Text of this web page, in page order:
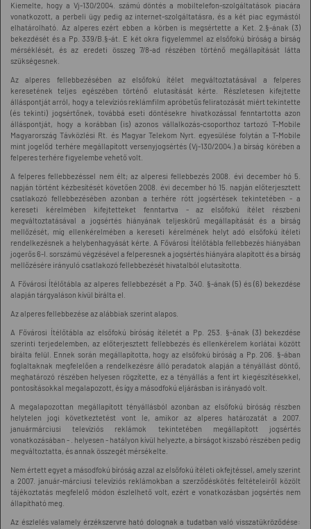
Kiemelte, hogy a Vj-130/2004. számú döntés a mobiltelefon-szolgáltatások piacára
vonatkozott, a perbeli ügy pedig az internet-szolgáltatásra, és a két piac egymástól
elhatárolható. Az alperes ezért ebben a körben is megsértette a Ket. 2.§-ának (3)
bekezdését és a Pp. 339/B.§-át. E két okra figyelemmel az elsőfokú bíróság a bírság
mérséklését, és az eredeti összeg 7/8-ad részében történő megállapítását látta
szükségesnek.
Az alperes fellebbezésében az elsőfokú ítélet megváltoztatásával a felperes
keresetének teljes egészében történő elutasítását kérte. Részletesen kifejtette
álláspontját arról, hogy a televíziós reklámfilm apróbetűs feliratozását miért tekintette
(és tekinti) jogsértőnek, továbbá eseti döntésekre hivatkozással fenntartotta azon
álláspontját, hogy a korábban (is) azonos vállalkozás-csoporthoz tartozó T-Mobile
Magyarország Távközlési Rt. és Magyar Telekom Nyrt. egyesülése folytán a T-Mobile
mint jogelőd terhére megállapított versenyjogsértés (Vj-130/2004.) a bírság körében a
felperes terhére figyelembe vehető volt.
A felperes fellebbezéssel nem élt; az alperesi fellebbezés 2008. évi december hó 5.
napján történt kézbesítését követően 2008. évi december hó 15. napján előterjesztett
csatlakozó fellebbezésében azonban a terhére rótt jogsértések tekintetében - a
kereseti kérelmében kifejtetteket fenntartva - az elsőfokú ítélet részbeni
megváltoztatásával a jogsértés hiányának teljeskörű megállapítását és a bírság
mellőzését, míg ellenkérelmében a kereseti kérelmének helyt adó elsőfokú ítéleti
rendelkezésnek a helybenhagyását kérte. A Fővárosi Ítélőtábla fellebbezés hiányában
jogerős 6-I. sorszámú végzésével a felperesnek a jogsértés hiányára alapított és a bírság
mellőzésére irányuló csatlakozó fellebbezését hivatalból elutasította.
A Fővárosi Ítélőtábla az alperes fellebbezését a Pp. 340. §-ának (5) és (6) bekezdése
alapján tárgyaláson kívül bírálta el.
Az alperes fellebbezése az alábbiak szerint alapos.
A Fővárosi Ítélőtábla az elsőfokú bíróság ítéletét a Pp. 253. §-ának (3) bekezdése
szerinti terjedelemben, az előterjesztett fellebbezés és ellenkérelem korlátai között
bírálta felül. Ennek során megállapította, hogy az elsőfokú bíróság a Pp. 206. §-ában
foglaltaknak megfelelően a rendelkezésre álló peradatok alapján a tényállást döntő,
meghatározó részében helyesen rögzítette, ez a tényállás a fent írt kiegészítésekkel,
pontosításokkal megalapozott, és így a másodfokú eljárásban is irányadó volt.
A megalapozottan megállapított tényállásból azonban az elsőfokú bíróság részben
helytelen jogi következtetést vont le, amikor az alperes határozatát a 2007.
januármárciusi televíziós reklámok tekintetében megállapított jogsértés
vonatkozásában - . helyesen - hatályon kívül helyezte, a bírságot kiszabó részében pedig
megváltoztatta, és annak összegét mérsékelte.
Nem értett egyet a másodfokú bíróság azzal az elsőfokú ítéleti okfejtéssel, amely szerint
a 2007. január-márciusi televíziós reklámokban a szerződéskötés feltételeiről közölt
tájékoztatás megfelelő módon észlelhető volt, ezért e vonatkozásban jogsértés nem
állapítható meg.
Az észlelés valamely érzékszervre ható dolognak a tudatban való visszatükröződése: